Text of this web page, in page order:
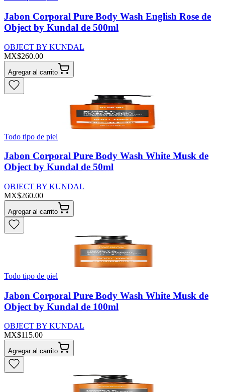
Jabon Corporal Pure Body Wash English Rose de
Object by Kundal de 500ml
OBJECT BY KUNDAL
MX$260.00
Agregar al carrito
Todo tipo de piel
Jabon Corporal Pure Body Wash White Musk de
Object by Kundal de 50ml
OBJECT BY KUNDAL
MX$260.00
Agregar al carrito
Todo tipo de piel
Jabon Corporal Pure Body Wash White Musk de
Object by Kundal de 100ml
OBJECT BY KUNDAL
MX$115.00
Agregar al carrito